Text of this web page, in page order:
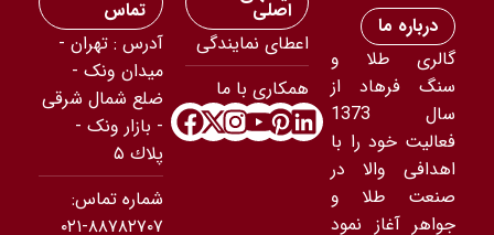
درباره ما
گالری طلا و
سنگ فرهاد از
سال 1373
فعالیت خود را با
اهدافی والا در
صنعت طلا و
جواهر آغاز نمود
اصلی
اعطای نمایندگی
همکاری با ما
تماس
آدرس : تهران -
ميدان ونک -
ضلع شمال شرقى
- بازار ونک -
پلاك ۵
شماره تماس:
۸۸۷۸۲۷۰۷-۰۲۱